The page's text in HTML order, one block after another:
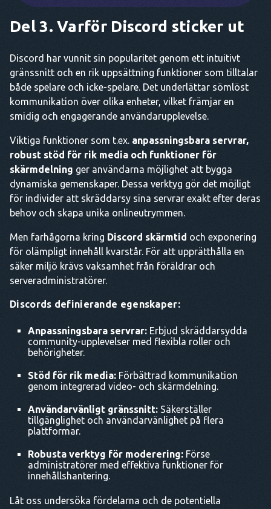
Del 3. Varför Discord sticker ut
Discord har vunnit sin popularitet genom ett intuitivt
gränssnitt och en rik uppsättning funktioner som tilltalar
både spelare och icke-spelare. Det underlättar sömlöst
kommunikation över olika enheter, vilket främjar en
smidig och engagerande användarupplevelse.
Viktiga funktioner som t.ex. anpassningsbara servrar,
robust stöd för rik media och funktioner för
skärmdelning ger användarna möjlighet att bygga
dynamiska gemenskaper. Dessa verktyg gör det möjligt
för individer att skräddarsy sina servrar exakt efter deras
behov och skapa unika onlineutrymmen.
Men farhågorna kring Discord skärmtid och exponering
för olämpligt innehåll kvarstår. För att upprätthålla en
säker miljö krävs vaksamhet från föräldrar och
serveradministratörer.
Discords definierande egenskaper:
Anpassningsbara servrar: Erbjud skräddarsydda
community-upplevelser med flexibla roller och
behörigheter.
Stöd för rik media: Förbättrad kommunikation
genom integrerad video- och skärmdelning.
Användarvänligt gränssnitt: Säkerställer
tillgänglighet och användarvänlighet på flera
plattformar.
Robusta verktyg för moderering: Förse
administratörer med effektiva funktioner för
innehållshantering.
Låt oss undersöka fördelarna och de potentiella